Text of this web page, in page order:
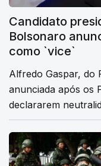
Candidato
Bolsonaro
como `vice`
Alfredo Gaspar, do
anunciada após os
declararem